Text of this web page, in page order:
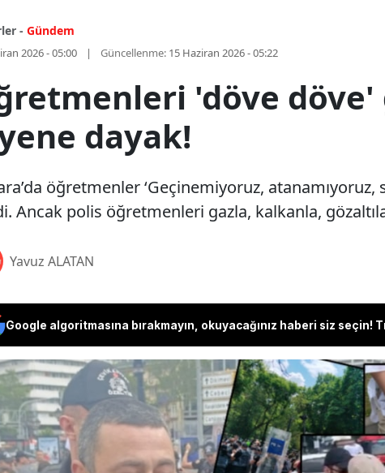
- Gündem
2026 - 05:00 Güncellenme: 15 Haziran 2026 - 05:22
'döve döve'
dayak!
öğretmenler ‘Geçinemiyoruz,
Ancak polis öğretmenleri gazla, kalkanla,
Yavuz ALATAN
Google algoritmasına bırakmayın, okuyacağınız haberi siz seçin!